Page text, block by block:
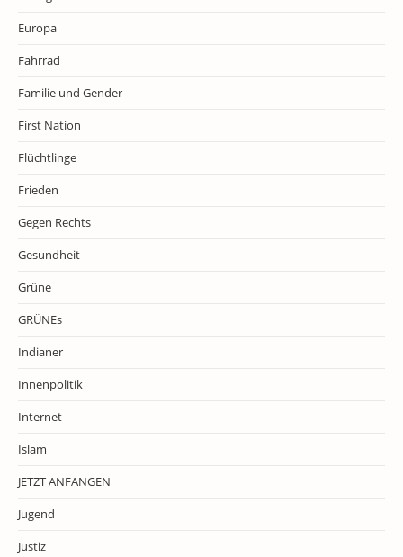
Europa
Fahrrad
Familie und Gender
First Nation
Flüchtlinge
Frieden
Gegen Rechts
Gesundheit
Grüne
GRÜNEs
Indianer
Innenpolitik
Internet
Islam
JETZT ANFANGEN
Jugend
Justiz